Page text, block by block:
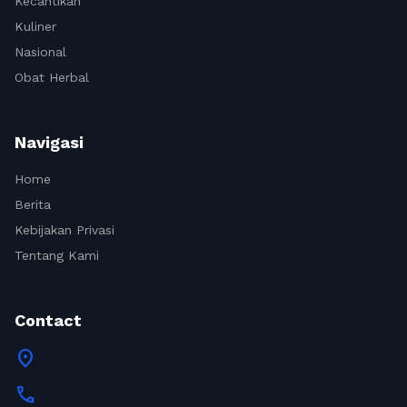
Kuliner
Nasional
Obat Herbal
Navigasi
Home
Berita
Kebijakan Privasi
Tentang Kami
Contact
location_on
call